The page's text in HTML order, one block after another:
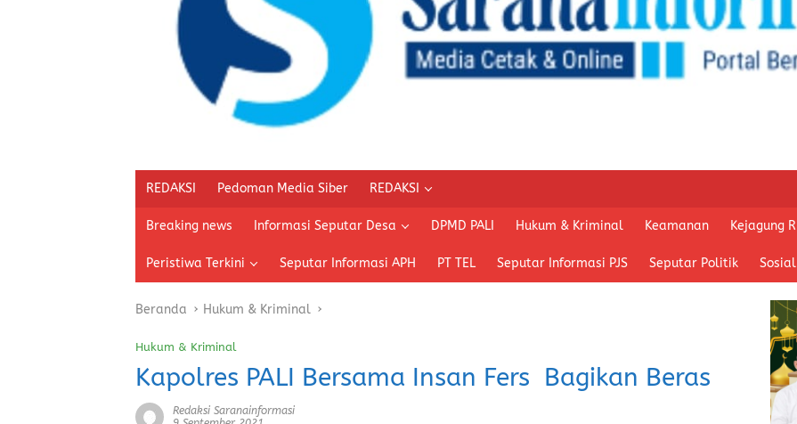
REDAKSI Pedoman Media Siber REDAKSI
Breaking news Informasi Seputar Desa DPMD PALI Hukum & Kriminal Keamanan Kejagung RI
Peristiwa Terkini Seputar Informasi APH PT TEL Seputar Informasi PJS Seputar Politik Sosial
Beranda Hukum & Kriminal
Hukum & Kriminal
Kapolres PALI Bersama Insan Fers Bagikan Beras
Redaksi Saranainformasi